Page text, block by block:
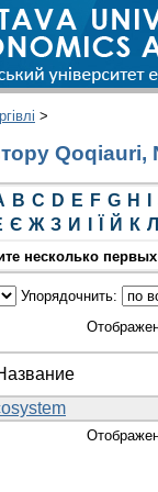
>
Qoqiauri,
B C D E F G H
Є Ж З И Й К Л
несколько
Упорядочнить: